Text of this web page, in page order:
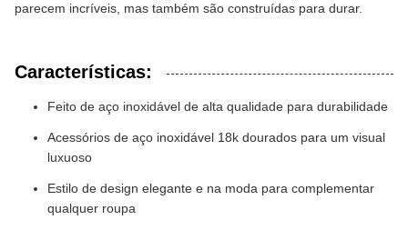
parecem incríveis, mas também são construídas para durar.
Características:
Feito de aço inoxidável de alta qualidade para durabilidade
Acessórios de aço inoxidável 18k dourados para um visual
luxuoso
Estilo de design elegante e na moda para complementar
qualquer roupa